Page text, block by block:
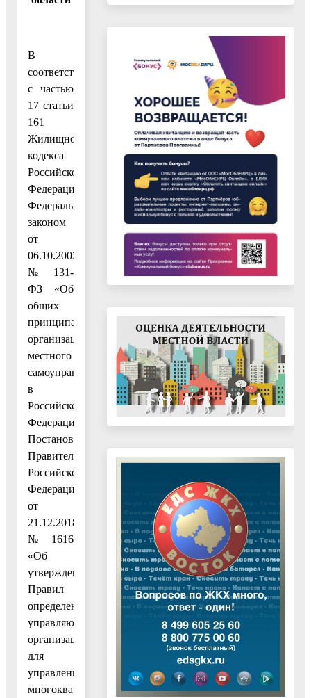
В
соответствии
с частью
17 статьи
161
Жилищного
кодекса
Российской
Федерации,
Федеральным
законом
от
06.10.2003
№ 131-
ФЗ «Об
общих
принципах
организации
местного
самоуправления
в
Российской
Федерации»,
Постановлением
Правительства
Российской
Федерации
от
21.12.2018
№ 1616
«Об
утверждении
Правил
определения
управляющей
организации
для
управления
многоквартирным